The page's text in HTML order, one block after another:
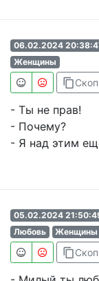
06.02.2024
Женщины
content_copy
- Ты не прав!
- Почему?
- Я над этим
05.02.2024
Любовь
Женщины
content_copy